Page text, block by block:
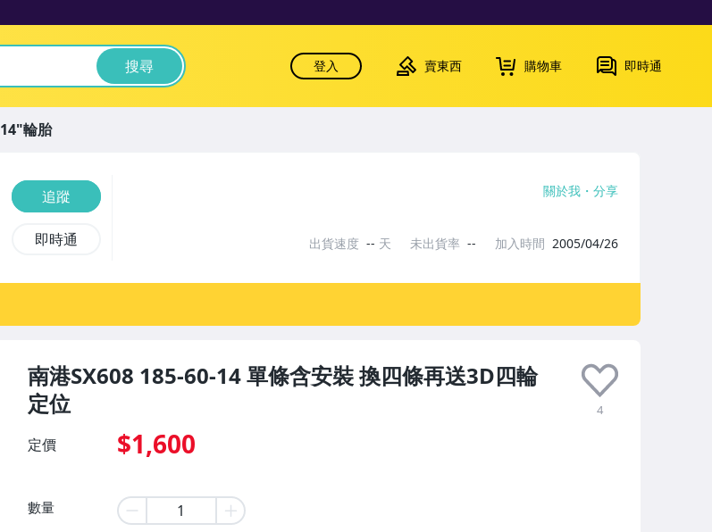
搜尋 登入 賣東西 購物車 即時通
南港SX608 185-60-14 單條含安裝 換四條再送3D四輪
定位
4
定價 $1,600
數量
追蹤
即時通
關於我 分享
出貨速度 -- 天 未出貨率 -- 加入時間 2005/04/26
14"輪胎